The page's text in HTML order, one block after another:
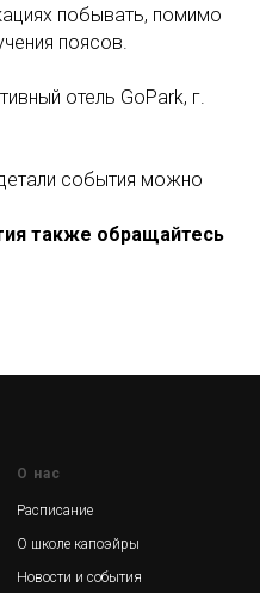
побывать, помимо
поясов.
отель GoPark, г.
события можно
также обращайтесь
О нас
Расписание
О школе капоэйры
Новости и события